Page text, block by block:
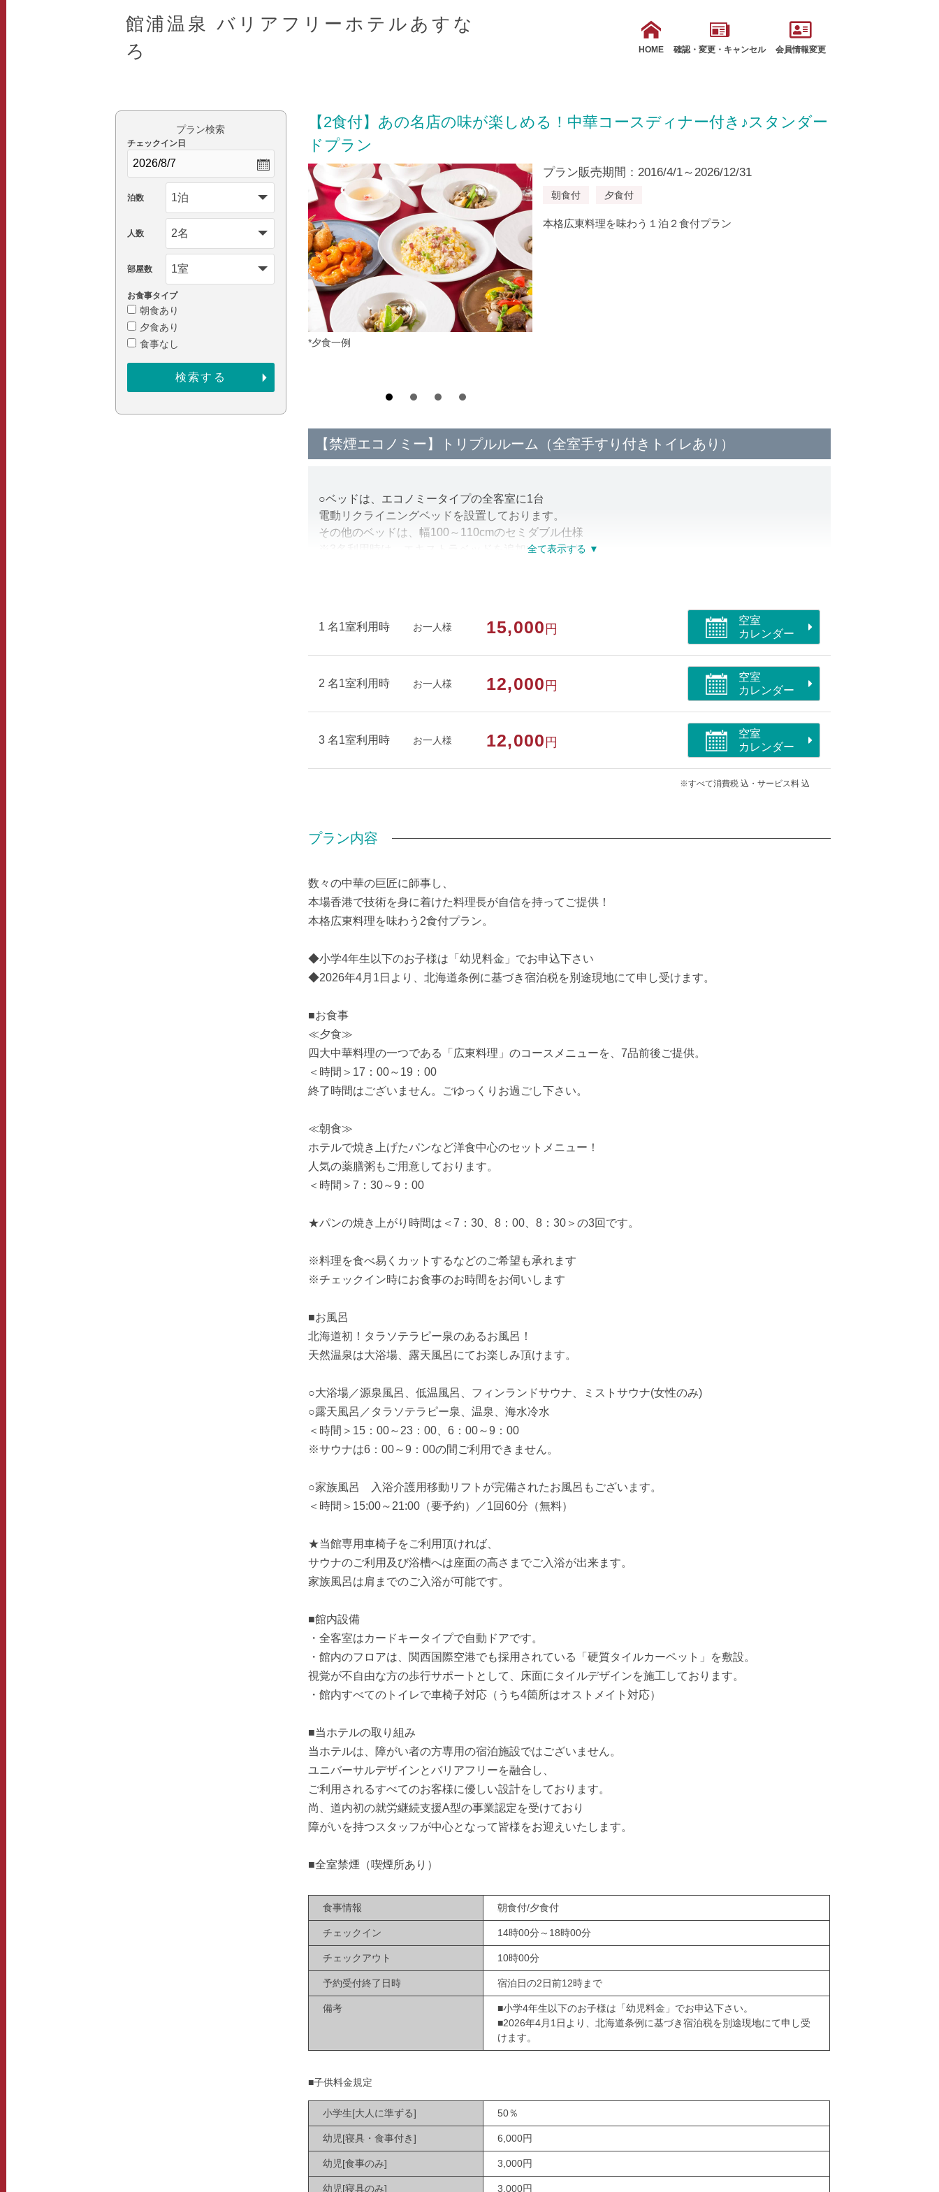
館浦温泉 バリアフリーホテルあすな
ろ
HOME 確認・変更・キャンセル 会員情報変更
【2食付】あの名店の味が楽しめる！中華コースディナー付き♪スタンダー
ドプラン
*夕食一例
プラン販売期間：2016/4/1～2026/12/31
朝食付 夕食付
本格広東料理を味わう１泊２食付プラン
【禁煙エコノミー】トリプルルーム（全室手すり付きトイレあり）
○ベッドは、エコノミータイプの全客室に1台
電動リクライニングベッドを設置しております。
その他のベッドは、幅100～110cmのセミダブル仕様
※3名利用時は、エキストラベッドを追加いたします
○全客室に手すり付きの洗浄機付きトイレがあり
部屋種別 洋室（トリプル）
部屋特徴 禁煙/インターネットができる部屋/洗浄機付トイレ/バリアフリー/空気清浄機付
1 名1室利用時 お一人様 15,000 円
空室
カレンダー
2 名1室利用時 お一人様 12,000 円
空室
カレンダー
3 名1室利用時 お一人様 12,000 円
空室
カレンダー
※すべて消費税 込・サービス料 込
プラン内容
数々の中華の巨匠に師事し、
本場香港で技術を身に着けた料理長が自信を持ってご提供！
本格広東料理を味わう2食付プラン。
◆小学4年生以下のお子様は「幼児料金」でお申込下さい
◆2026年4月1日より、北海道条例に基づき宿泊税を別途現地にて申し受けます。
■お食事
≪夕食≫
四大中華料理の一つである「広東料理」のコースメニューを、7品前後ご提供。
＜時間＞17：00～19：00
終了時間はございません。ごゆっくりお過ごし下さい。
≪朝食≫
ホテルで焼き上げたパンなど洋食中心のセットメニュー！
人気の薬膳粥もご用意しております。
＜時間＞7：30～9：00
★パンの焼き上がり時間は＜7：30、8：00、8：30＞の3回です。
※料理を食べ易くカットするなどのご希望も承れます
※チェックイン時にお食事のお時間をお伺いします
■お風呂
北海道初！タラソテラピー泉のあるお風呂！
天然温泉は大浴場、露天風呂にてお楽しみ頂けます。
○大浴場／源泉風呂、低温風呂、フィンランドサウナ、ミストサウナ(女性のみ)
○露天風呂／タラソテラピー泉、温泉、海水冷水
＜時間＞15：00～23：00、6：00～9：00
※サウナは6：00～9：00の間ご利用できません。
○家族風呂 入浴介護用移動リフトが完備されたお風呂もございます。
＜時間＞15:00～21:00（要予約）／1回60分（無料）
★当館専用車椅子をご利用頂ければ、
サウナのご利用及び浴槽へは座面の高さまでご入浴が出来ます。
家族風呂は肩までのご入浴が可能です。
■館内設備
・全客室はカードキータイプで自動ドアです。
・館内のフロアは、関西国際空港でも採用されている「硬質タイルカーペット」を敷設。
視覚が不自由な方の歩行サポートとして、床面にタイルデザインを施工しております。
・館内すべてのトイレで車椅子対応（うち4箇所はオストメイト対応）
■当ホテルの取り組み
当ホテルは、障がい者の方専用の宿泊施設ではございません。
ユニバーサルデザインとバリアフリーを融合し、
ご利用されるすべてのお客様に優しい設計をしております。
尚、道内初の就労継続支援A型の事業認定を受けており
障がいを持つスタッフが中心となって皆様をお迎えいたします。
■全室禁煙（喫煙所あり）
食事情報 朝食付/夕食付
チェックイン 14時00分～18時00分
チェックアウト 10時00分
予約受付終了日時 宿泊日の2日前12時まで
備考
■小学4年生以下のお子様は「幼児料金」でお申込下さい。
■2026年4月1日より、北海道条例に基づき宿泊税を別途現地にて申し受
けます。
■子供料金規定
小学生[大人に準ずる] 50％
幼児[寝具・食事付き] 6,000円
幼児[食事のみ] 3,000円
幼児[寝具のみ] 3,000円
プラン検索
チェックイン日
泊数
人数
部屋数
お食事タイプ
朝食あり
夕食あり
食事なし